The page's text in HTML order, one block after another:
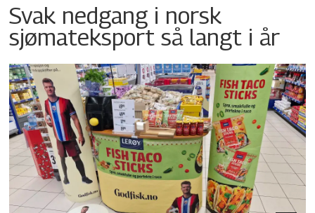
Svak nedgang i norsk
sjømateksport så langt i år